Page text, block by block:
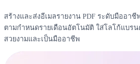
สร้างและส่งอีเมลรายงาน PDF ระดับมืออา
ตามกำหนดรายเดือนอัตโนมัติ ใส่โลโก้แบรน
สวยงามและเป็นมืออาชีพ